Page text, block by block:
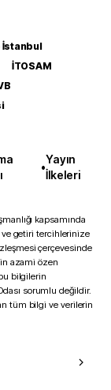
İstanbul
İTOSAM
•
Yayın
İlkeleri
kapsamında
ve getiri tercihlerinize
çerçevesinde
azami özen
bilgilerin
sorumlu değildir.
tüm bilgi ve verilerin